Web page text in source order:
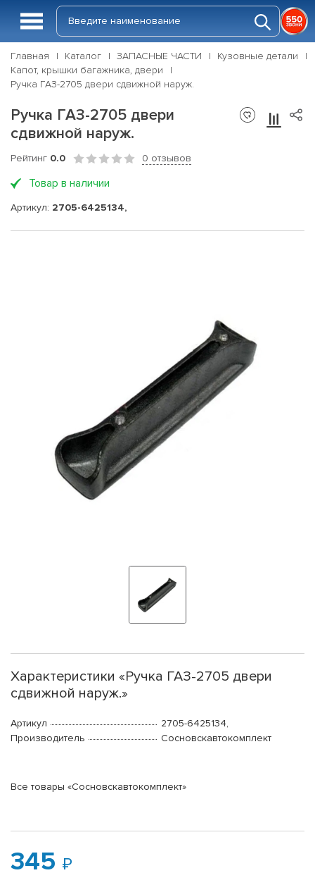
Главная Каталог ЗАПАСНЫЕ ЧАСТИ
Кузовные детали
Капот, крышки багажника, двери
Ручка ГАЗ-2705 двери сдвижной наруж.
Ручка ГАЗ-2705 двери
сдвижной наруж.
Рейтинг 0.0 0 отзывов
Товар в наличии
Артикул: 2705-6425134,
Характеристики «Ручка ГАЗ-2705 двери
сдвижной наруж.»
Артикул
2705-6425134,
Производитель
Сосновскавтокомплект
Все товары «Сосновскавтокомплект»
345